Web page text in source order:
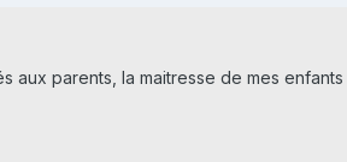
aux parents, la maitresse de mes